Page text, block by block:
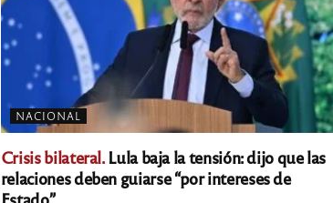
NACIONAL
Crisis bilateral.Lula baja la tensión: dijo que las
relaciones deben guiarse “por intereses de